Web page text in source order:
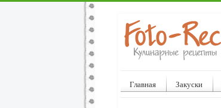
Главная Закуски